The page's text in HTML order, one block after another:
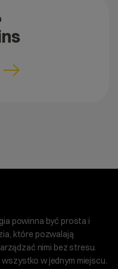
powinna być prosta i
które pozwalają
nimi bez stresu.
w jednym miejscu.